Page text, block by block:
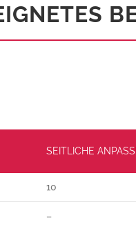
SEITLICHE
10
–